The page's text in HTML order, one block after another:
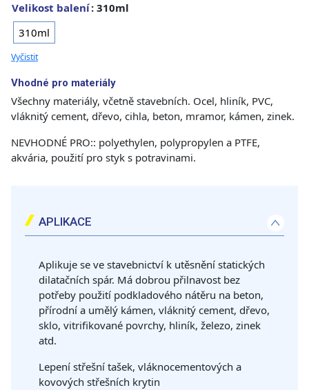
Velikost balení: 310ml
310ml
Vyčistit
Vhodné pro materiály
Všechny materiály, včetně stavebních. Ocel, hliník, PVC,
vláknitý cement, dřevo, cihla, beton, mramor, kámen, zinek.
NEVHODNÉ PRO:: polyethylen, polypropylen a PTFE,
akvária, použití pro styk s potravinami.
APLIKACE
Aplikuje se ve stavebnictví k utěsnění statických
dilatačních spár. Má dobrou přilnavost bez
potřeby použití podkladového nátěru na beton,
přírodní a umělý kámen, vláknitý cement, dřevo,
sklo, vitrifikované povrchy, hliník, železo, zinek
atd.
Lepení střešní tašek, vláknocementových a
kovových střešních krytin